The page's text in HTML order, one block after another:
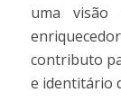
uma
contributo
e identitário